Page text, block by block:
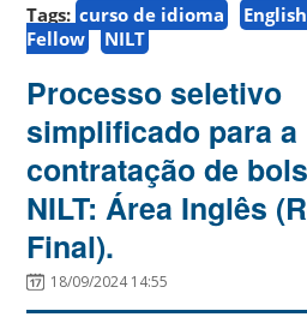
Tags: curso de idioma
Fellow
NILT
Processo seletivo
simplificado para a
contratação de
NILT: Área Inglês
Final).
18/09/2024 14:55